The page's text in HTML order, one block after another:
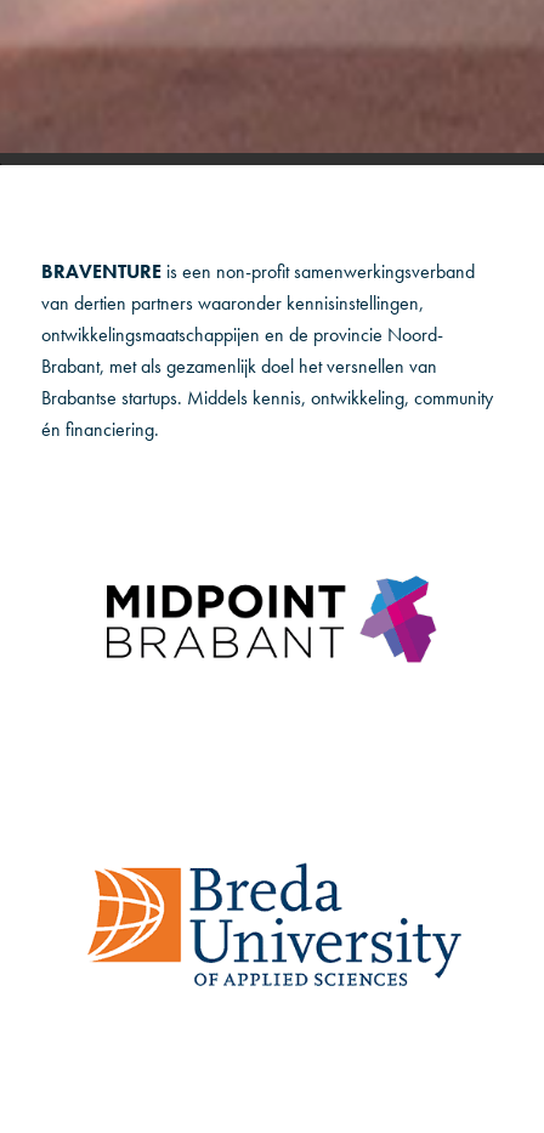
BRAVENTURE is een non-profit samenwerkingsverband
van dertien partners waaronder kennisinstellingen,
ontwikkelingsmaatschappijen en de provincie Noord-
Brabant, met als gezamenlijk doel het versnellen van
Brabantse startups. Middels kennis, ontwikkeling, community
én financiering.